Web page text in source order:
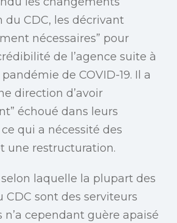
du CDC, les décrivant
nécessaires” pour
de l’agence suite à
de COVID-19. Il a
direction d’avoir
échoué dans leurs
qui a nécessité des
une restructuration.
laquelle la plupart des
CDC sont des serviteurs
n’a cependant guère apaisé